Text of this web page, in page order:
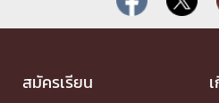
สมัครเรียน